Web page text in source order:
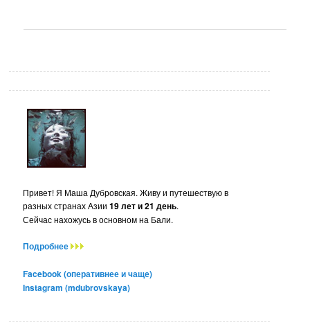
Привет! Я Маша Дубровская. Живу и путешествую в
разных странах Азии19 лет и 21 день.
Сейчас нахожусь в основном на Бали.
Подробнее
Facebook (оперативнее и чаще)
Instagram (mdubrovskaya)